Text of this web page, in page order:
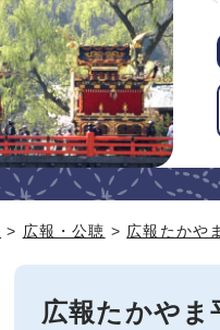
> 広報・公聴 > 広報たかやま
広報たかやま